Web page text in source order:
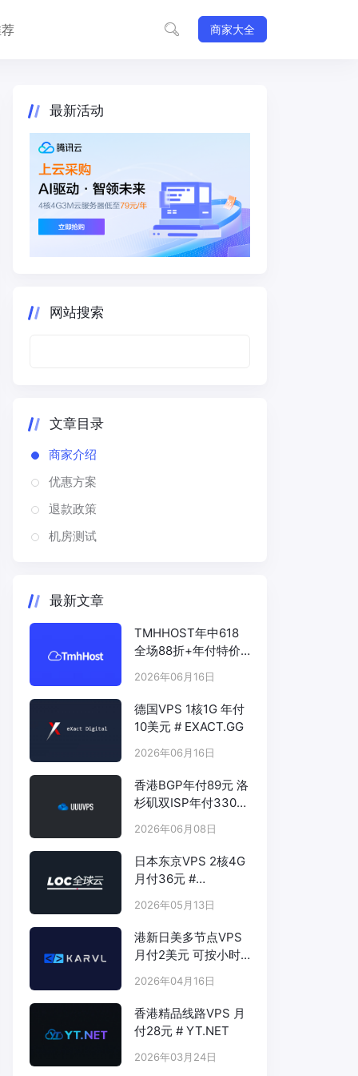
商家大全
最新活动
网站搜索
文章目录
商家介绍
优惠方案
退款政策
机房测试
最新文章
TMHHOST年中618
全场88折+年付特价
2026年06月16日
德国VPS 1核1G 年付
10美元 # EXACT.GG
2026年06月16日
香港BGP年付89元 洛
杉矶双ISP年付330元
2026年06月08日
日本东京VPS 2核4G
月付36元 #
2026年05月13日
港新日美多节点VPS
月付2美元 可按小时
2026年04月16日
香港精品线路VPS 月
付28元 # YT.NET
2026年03月24日